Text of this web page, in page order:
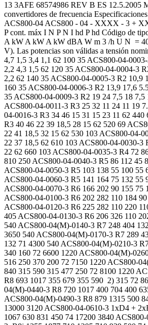
13 3AFE 68574986 REV B ES 12.5.2005
convertidores de frecuencia
ACS800-04 ACS800 - 04 - XXXX - 3 +
P cont. máx I N P N I hd P hd Código de
A kW A kW A kW dBA W m 3 /h U N =
V). Las potencias son válidas a tensión
4,7 1,5 3,4 1,1 62 100 35 ACS800-04-
2,2 4,3 1,5 62 120 35 ACS800-04-0004-3
2,2 62 140 35 ACS800-04-0005-3 R2 10,9
160 35 ACS800-04-0006-3 R2 13,9 17,6
35 ACS800-04-0009-3 R2 19 24 7,5 18 7,5
ACS800-04-0011-3 R3 25 32 11 24 11 19
04-0016-3 R3 34 46 15 31 15 23 11 62
R3 40 46 22 39 18,5 28 15 62 520 69
22 41 18,5 32 15 62 530 103 ACS800-04-
22 37 18,5 62 610 103 ACS800-04-0030-3
22 62 660 103 ACS800-04-0035-3 R4 72
810 250 ACS800-04-0040-3 R5 86 112 45
ACS800-04-0050-3 R5 103 138 55 100 55
ACS800-04-0060-3 R5 141 164 75 132 55
ACS800-04-0070-3 R6 166 202 90 155 75
ACS800-04-0100-3 R6 202 282 110 184
ACS800-04-0120-3 R6 225 282 110 220
405 ACS800-04-0130-3 R6 206 326 110
540 ACS800-04(M)-0140-3 R7 248 404
3650 540 ACS800-04(M)-0170-3 R7 289
132 71 4300 540 ACS800-04(M)-0210-3
340 160 72 6600 1220 ACS800-04(M)-
516 250 370 200 72 7150 1220 ACS800-
840 315 590 315 477 250 72 8100 1220
R8 693 1017 355 679 355 590 2) 315 72
04(M)-0440-3 R8 720 1017 400 704 400
ACS800-04(M)-0490-3 R8 879 1315 500
13000 3120 ACS800-04-0610-3 1xD4 +
1067 630 831 450 74 17200 3840